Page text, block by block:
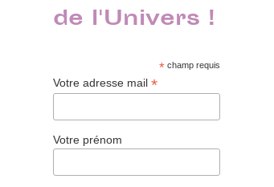
de l'Univers !
*champ requis
Votre adresse mail*
Votre prénom